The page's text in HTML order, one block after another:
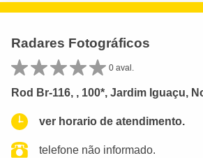
Radares Fotográficos
0 aval.
Rod Br-116, , 100*, Jardim Iguaçu,
ver horario de atendimento.
telefone não informado.